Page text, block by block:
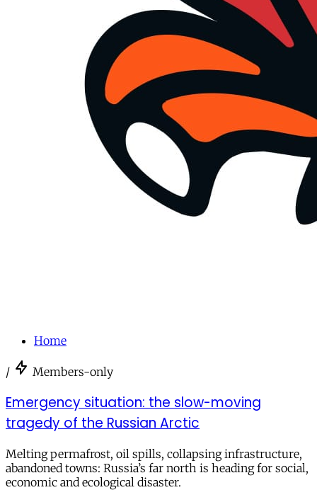
Home
/ Members-only
Emergency situation: the slow-moving
tragedy of the Russian Arctic
Melting permafrost, oil spills, collapsing infrastructure,
abandoned towns: Russia’s far north is heading for social,
economic and ecological disaster.